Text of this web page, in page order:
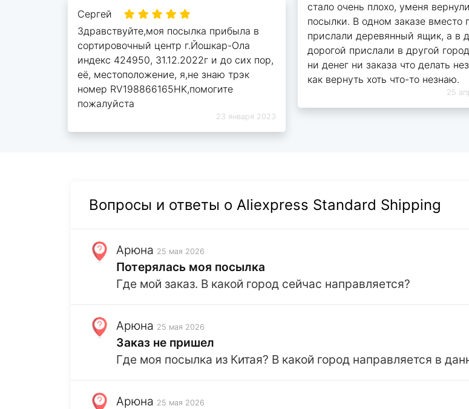
Сергей
Здравствуйте,моя посылка прибыла в
сортировочный центр г.Йошкар-Ола
индекс 424950, 31.12.2022г и до сих пор,
её, местоположение, я,не знаю трэк
номер RV198866165HK,помогите
пожалуйста
23 января 2023
стало очень плохо, уменя
посылки. В одном заказе вместо
прислали деревянный ящик, а в
дорогой прислали в другой
ни денег ни заказа что делать
как вернуть хоть что-то незнаю.
25
Вопросы и ответы о Aliexpress Standard Shipping
Арюна 25 мая 2026
Потерялась моя посылка
Где мой заказ. В какой город сейчас направляется?
Арюна 25 мая 2026
Заказ не пришел
Где моя посылка из Китая? В какой город направляется в
Арюна 25 мая 2026